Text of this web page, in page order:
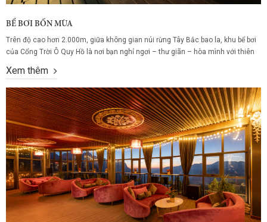
BỂ BƠI BỐN MÙA
Trên độ cao hơn 2.000m, giữa không gian núi rừng Tây Bắc bao la, khu bể bơi
của Cổng Trời Ô Quy Hồ là nơi bạn nghỉ ngơi – thư giãn – hòa mình với thiên
ấm, bạn vẫn có thể...
Xem thêm